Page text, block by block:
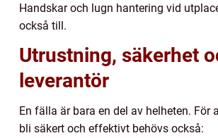
Handskar och lugn hantering vid
också till.
Utrustning, säkerhet
leverantör
En fälla är bara en del av helheten. För
bli säkert och effektivt behövs också: